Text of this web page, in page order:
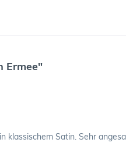
Ermee"
klassischem Satin. Sehr